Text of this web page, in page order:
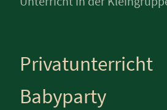
Privatunterricht
Babyparty